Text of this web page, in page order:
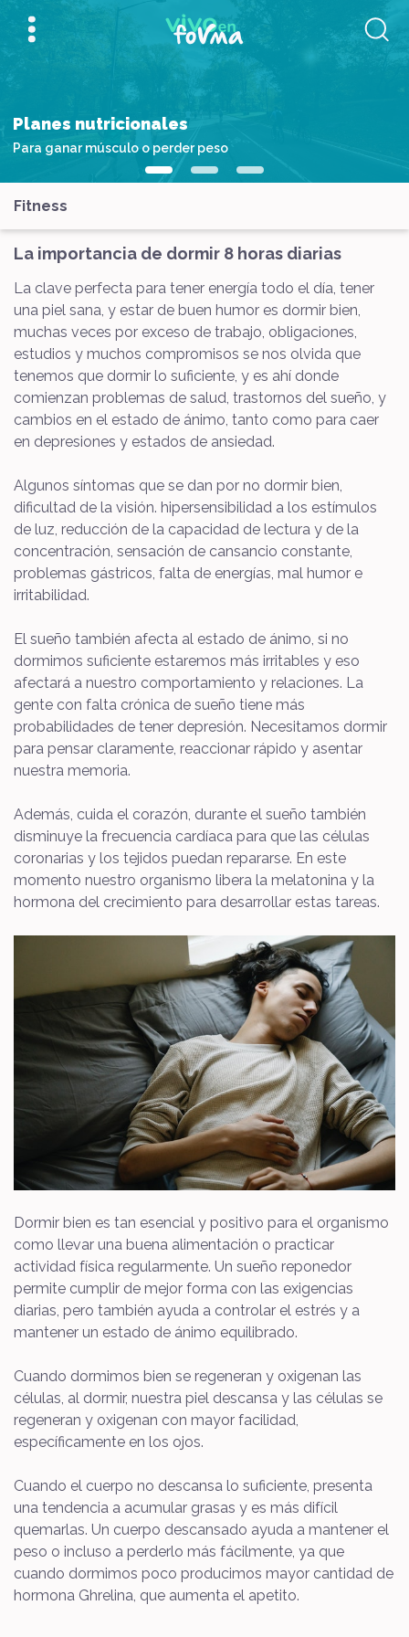
Planes nutricionales
Para ganar músculo o perder peso
Fitness
La importancia de dormir 8 horas diarias
La clave perfecta para tener energía todo el día, tener
una piel sana, y estar de buen humor es dormir bien,
muchas veces por exceso de trabajo, obligaciones,
estudios y muchos compromisos se nos olvida que
tenemos que dormir lo suficiente, y es ahí donde
comienzan problemas de salud, trastornos del sueño, y
cambios en el estado de ánimo, tanto como para caer
en depresiones y estados de ansiedad.
Algunos síntomas que se dan por no dormir bien,
dificultad de la visión. hipersensibilidad a los estímulos
de luz, reducción de la capacidad de lectura y de la
concentración, sensación de cansancio constante,
problemas gástricos, falta de energías, mal humor e
irritabilidad.
El sueño también afecta al estado de ánimo, si no
dormimos suficiente estaremos más irritables y eso
afectará a nuestro comportamiento y relaciones. La
gente con falta crónica de sueño tiene más
probabilidades de tener depresión. Necesitamos dormir
para pensar claramente, reaccionar rápido y asentar
nuestra memoria.
Además, cuida el corazón, durante el sueño también
disminuye la frecuencia cardíaca para que las células
coronarias y los tejidos puedan repararse. En este
momento nuestro organismo libera la melatonina y la
hormona del crecimiento para desarrollar estas tareas.
Dormir bien es tan esencial y positivo para el organismo
como llevar una buena alimentación o practicar
actividad física regularmente. Un sueño reponedor
permite cumplir de mejor forma con las exigencias
diarias, pero también ayuda a controlar el estrés y a
mantener un estado de ánimo equilibrado.
Cuando dormimos bien se regeneran y oxigenan las
células, al dormir, nuestra piel descansa y las células se
regeneran y oxigenan con mayor facilidad,
específicamente en los ojos.
Cuando el cuerpo no descansa lo suficiente, presenta
una tendencia a acumular grasas y es más difícil
quemarlas. Un cuerpo descansado ayuda a mantener el
peso o incluso a perderlo más fácilmente, ya que
cuando dormimos poco producimos mayor cantidad de
hormona Ghrelina, que aumenta el apetito.